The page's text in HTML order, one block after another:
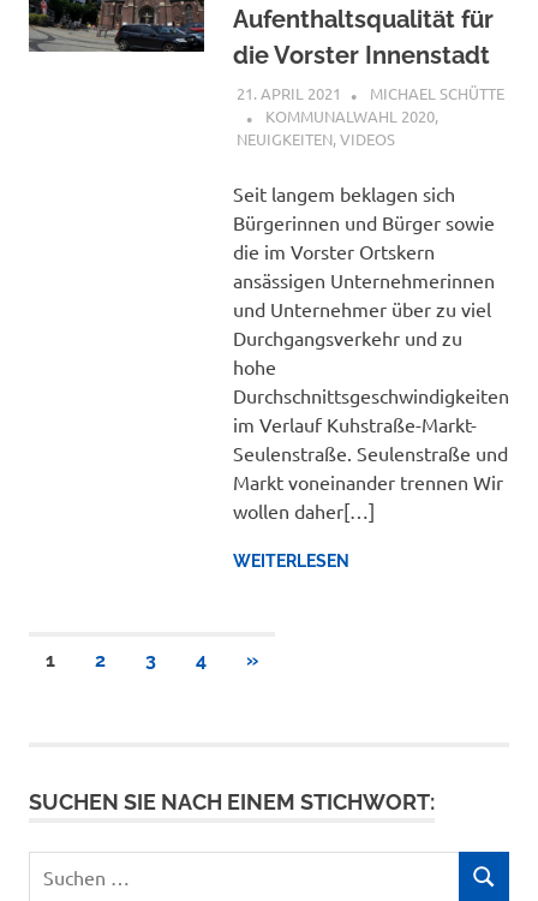
Aufenthaltsqualität für
die Vorster Innenstadt
21. APRIL 2021
MICHAEL SCHÜTTE
KOMMUNALWAHL 2020,
NEUIGKEITEN,VIDEOS
Seit langem beklagen sich
Bürgerinnen und Bürger sowie
die im Vorster Ortskern
ansässigen Unternehmerinnen
und Unternehmer über zu viel
Durchgangsverkehr und zu
hohe
Durchschnittsgeschwindigkeiten
im Verlauf Kuhstraße-Markt-
Seulenstraße. Seulenstraße und
Markt voneinander trennen Wir
wollen daher[…]
WEITERLESEN
Seitennummerierung
1 2 3 4
NÄCHSTE
»
SUCHEN SIE NACH EINEM STICHWORT:
Suchen
SUCHEN